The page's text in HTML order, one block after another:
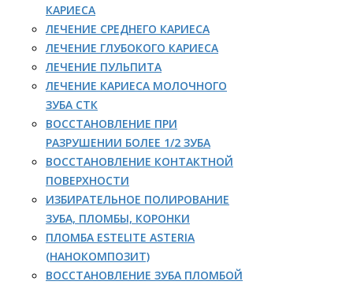
КАРИЕСА
ЛЕЧЕНИЕ СРЕДНЕГО КАРИЕСА
ЛЕЧЕНИЕ ГЛУБОКОГО КАРИЕСА
ЛЕЧЕНИЕ ПУЛЬПИТА
ЛЕЧЕНИЕ КАРИЕСА МОЛОЧНОГО
ЗУБА СТК
ВОССТАНОВЛЕНИЕ ПРИ
РАЗРУШЕНИИ БОЛЕЕ 1/2 ЗУБА
ВОССТАНОВЛЕНИЕ КОНТАКТНОЙ
ПОВЕРХНОСТИ
ИЗБИРАТЕЛЬНОЕ ПОЛИРОВАНИЕ
ЗУБА, ПЛОМБЫ, КОРОНКИ
ПЛОМБА ESTELITE ASTERIA
(НАНОКОМПОЗИТ)
ВОССТАНОВЛЕНИЕ ЗУБА ПЛОМБОЙ